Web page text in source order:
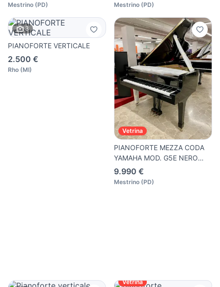
Mestrino (PD) Mestrino (PD)
3
PIANOFORTE VERTICALE
2.500 €
Rho (MI)
Vetrina
PIANOFORTE MEZZA CODA
YAMAHA MOD. G5E NERO
LUCIDO
9.990 €
Mestrino (PD)
Vetrina